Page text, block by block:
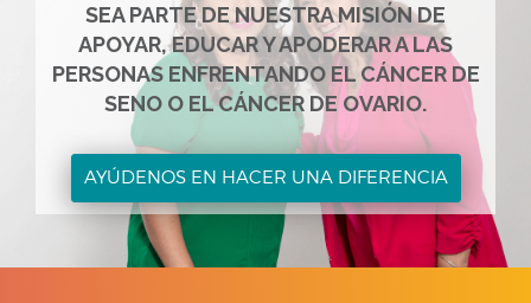
SEA PARTE DE NUESTRA MISIÓN DE
APOYAR, EDUCAR Y APODERAR A LAS
PERSONAS ENFRENTANDO EL CÁNCER DE
SENO O EL CÁNCER DE OVARIO.
AYÚDENOS EN HACER UNA DIFERENCIA